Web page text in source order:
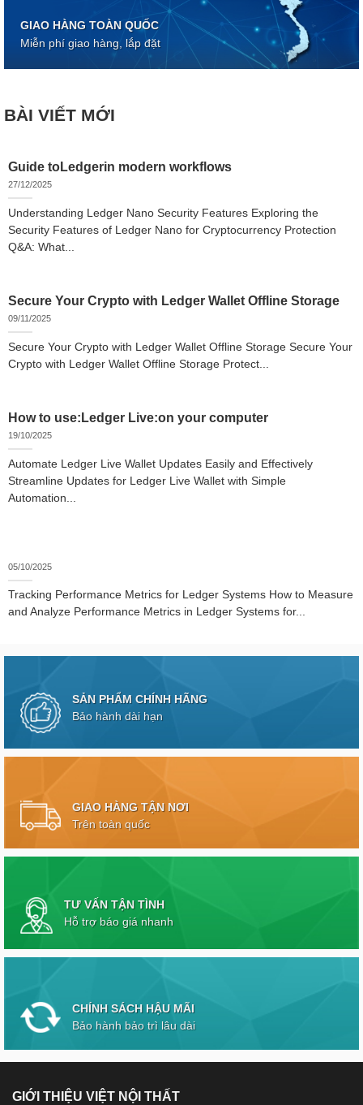
GIAO HÀNG TOÀN QUỐC
Miễn phí giao hàng, lắp đặt
BÀI VIẾT MỚI
Guide toLedgerin modern workflows
27/12/2025
Understanding Ledger Nano Security Features Exploring the
Security Features of Ledger Nano for Cryptocurrency Protection
Q&A: What...
Secure Your Crypto with Ledger Wallet Offline Storage
09/11/2025
Secure Your Crypto with Ledger Wallet Offline Storage Secure Your
Crypto with Ledger Wallet Offline Storage Protect...
How to use:Ledger Live:on your computer
19/10/2025
Automate Ledger Live Wallet Updates Easily and Effectively
Streamline Updates for Ledger Live Wallet with Simple
Automation...
05/10/2025
Tracking Performance Metrics for Ledger Systems How to Measure
and Analyze Performance Metrics in Ledger Systems for...
SẢN PHẨM CHÍNH HÃNG
Bảo hành dài hạn
GIAO HÀNG TẬN NƠI
Trên toàn quốc
TƯ VẤN TẬN TÌNH
Hỗ trợ báo giá nhanh
CHÍNH SÁCH HẬU MÃI
Bảo hành bảo trì lâu dài
GIỚI THIỆU VIỆT NỘI THẤT